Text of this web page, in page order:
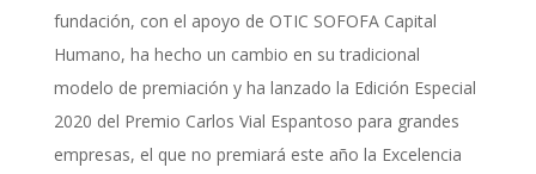
fundación, con el apoyo de OTIC SOFOFA Capital
Humano, ha hecho un cambio en su tradicional
modelo de premiación y ha lanzado la Edición Especial
2020 del Premio Carlos Vial Espantoso para grandes
empresas, el que no premiará este año la Excelencia